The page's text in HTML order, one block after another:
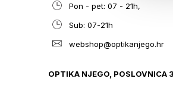
Pon - pet: 07 - 21h,
Sub: 07-21h
webshop@optikanjego.hr
OPTIKA NJEGO, POSLOVNICA 3